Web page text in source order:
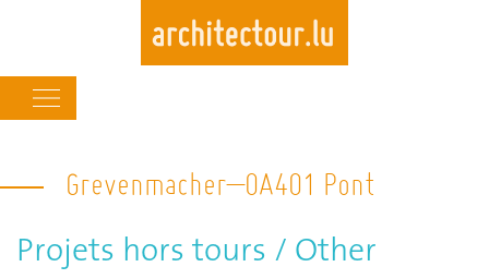
main
navigation
Grevenmacher–OA401 Pont
Projets hors tours / Other